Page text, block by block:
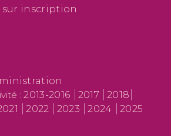
sur inscription
:2013-2016 2017
2018
2022 2023 2024
2025